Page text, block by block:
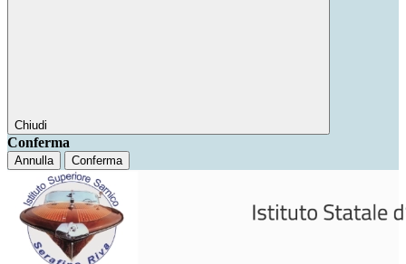
Chiudi
Conferma
Annulla Conferma